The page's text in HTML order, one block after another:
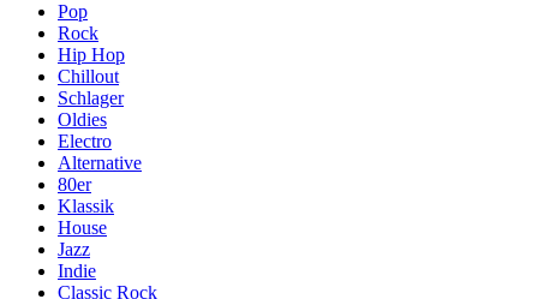
Pop
Rock
Hip Hop
Chillout
Schlager
Oldies
Electro
Alternative
80er
Klassik
House
Jazz
Indie
Classic Rock